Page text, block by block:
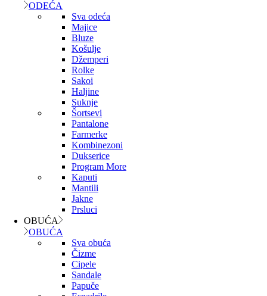
ODEĆA
Sva odeća
Majice
Bluze
Košulje
Džemperi
Rolke
Sakoi
Haljine
Suknje
Šortsevi
Pantalone
Farmerke
Kombinezoni
Dukserice
Program More
Kaputi
Mantili
Jakne
Prsluci
OBUĆA
OBUĆA
Sva obuća
Čizme
Cipele
Sandale
Papuče